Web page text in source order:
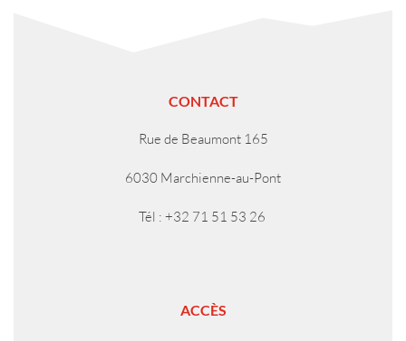
CONTACT
Rue de Beaumont 165
6030 Marchienne-au-Pont
Tél : +32 71 51 53 26
ACCÈS